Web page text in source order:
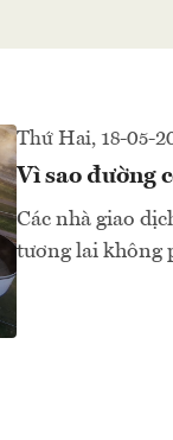
Thứ Hai, 18-05-
Vì sao đường
Các nhà giao
tương lai không